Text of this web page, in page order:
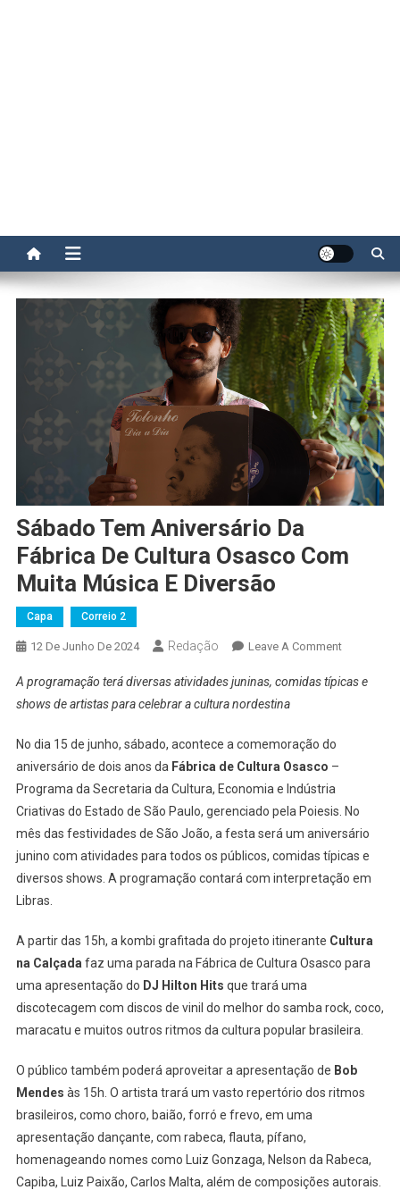
Sábado Tem Aniversário Da
Fábrica De Cultura Osasco Com
Muita Música E Diversão
Capa Correio 2
12 De Junho De 2024 Redação Leave A CommentOn
Tem
Osasco
Com
Muita
Música
A programação terá diversas atividades juninas, comidas típicas e
shows de artistas para celebrar a cultura nordestina
No dia 15 de junho, sábado, acontece a comemoração do
aniversário de dois anos da Fábrica de Cultura Osasco –
Programa da Secretaria da Cultura, Economia e Indústria
Criativas do Estado de São Paulo, gerenciado pela Poiesis. No
mês das festividades de São João, a festa será um aniversário
junino com atividades para todos os públicos, comidas típicas e
diversos shows. A programação contará com interpretação em
Libras.
A partir das 15h, a kombi grafitada do projeto itinerante Cultura
na Calçada faz uma parada na Fábrica de Cultura Osasco para
uma apresentação do DJ Hilton Hits que trará uma
discotecagem com discos de vinil do melhor do samba rock, coco,
maracatu e muitos outros ritmos da cultura popular brasileira.
O público também poderá aproveitar a apresentação de Bob
Mendes às 15h. O artista trará um vasto repertório dos ritmos
brasileiros, como choro, baião, forró e frevo, em uma
apresentação dançante, com rabeca, flauta, pífano,
homenageando nomes como Luiz Gonzaga, Nelson da Rabeca,
Capiba, Luiz Paixão, Carlos Malta, além de composições autorais.